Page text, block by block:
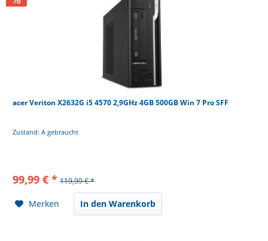
acer Veriton X2632G i5 4570 2,9GHz 4GB 500GB Win 7 Pro SFF
Zustand: A gebraucht
99,99 € * 119,99 € *
Merken In den Warenkorb